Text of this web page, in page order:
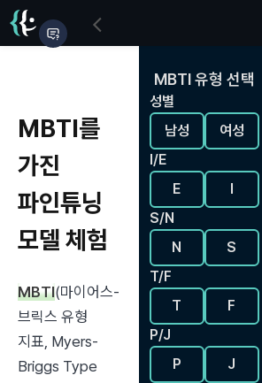
MBTI를
가진
파인튜닝
모델 체험
MBTI(마이어스-
브릭스 유형
지표, Myers-
Briggs Type
MBTI 유형 선택
성별
남성
여성
I/E
E
I
S/N
N
S
T/F
T
F
P/J
P
J